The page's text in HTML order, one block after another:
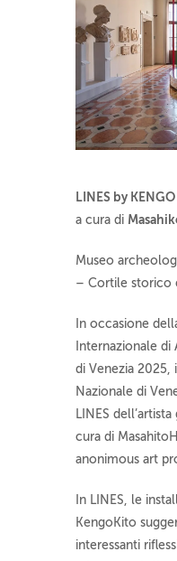
LINES by
a cura di
Museo
– Cortile storico
In occasione
Internazionale
di Venezia
Nazionale di
LINES
cura di
anonimous art
In LINES, le
KengoKito
interessanti